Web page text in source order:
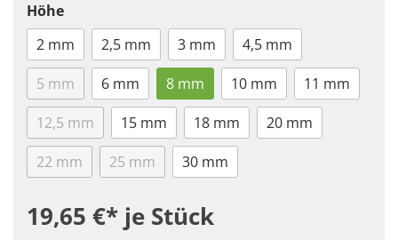
Höhe
2 mm
2,5 mm 3 mm
4,5 mm
5 mm
6 mm 8 mm 10 mm
11 mm
12,5 mm
15 mm 18 mm
20 mm
22 mm
25 mm 30 mm
19,65 €* je Stück